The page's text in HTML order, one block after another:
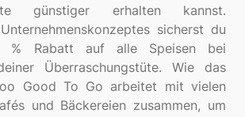
günstiger erhalten kannst.
sicherst du
Rabatt auf alle Speisen bei
Überraschungstüte. Wie das
Good To Go arbeitet mit vielen
und Bäckereien zusammen, um